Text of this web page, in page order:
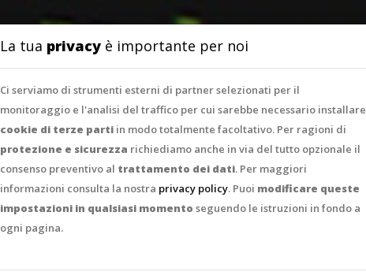
La tua privacy è importante per noi
Ci serviamo di strumenti esterni di partner selezionati per il
monitoraggio e l'analisi del traffico per cui sarebbe necessario installare
cookie di terze parti in modo totalmente facoltativo. Per ragioni di
protezione e sicurezza richiediamo anche in via del tutto opzionale il
consenso preventivo al trattamento dei dati. Per maggiori
informazioni consulta la nostra privacy policy. Puoi modificare queste
impostazioni in qualsiasi momento seguendo le istruzioni in fondo a
ogni pagina.